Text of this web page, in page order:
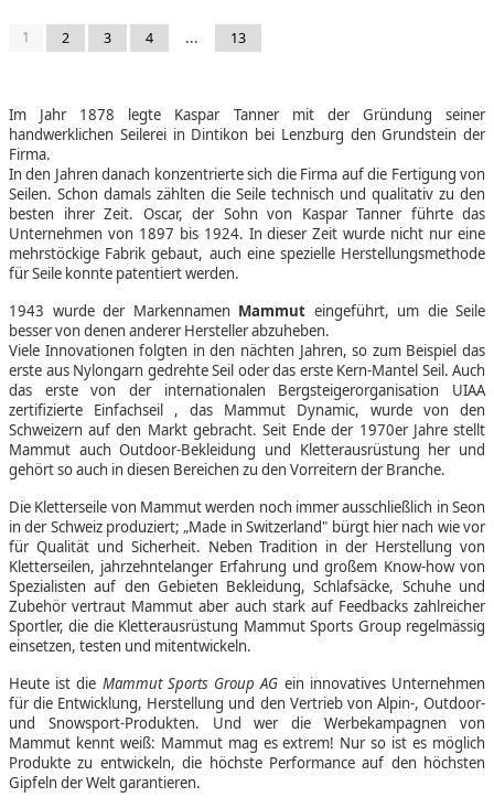
1 2 3 4 ... 13
Im Jahr 1878 legte Kaspar Tanner mit der Gründung seiner
handwerklichen Seilerei in Dintikon bei Lenzburg den Grundstein der
Firma.
In den Jahren danach konzentrierte sich die Firma auf die Fertigung von
Seilen. Schon damals zählten die Seile technisch und qualitativ zu den
besten ihrer Zeit. Oscar, der Sohn von Kaspar Tanner führte das
Unternehmen von 1897 bis 1924. In dieser Zeit wurde nicht nur eine
mehrstöckige Fabrik gebaut, auch eine spezielle Herstellungsmethode
für Seile konnte patentiert werden.
1943 wurde der Markennamen Mammut eingeführt, um die Seile
besser von denen anderer Hersteller abzuheben.
Viele Innovationen folgten in den nächten Jahren, so zum Beispiel das
erste aus Nylongarn gedrehte Seil oder das erste Kern-Mantel Seil. Auch
das erste von der internationalen Bergsteigerorganisation UIAA
zertifizierte Einfachseil , das Mammut Dynamic, wurde von den
Schweizern auf den Markt gebracht. Seit Ende der 1970er Jahre stellt
Mammut auch Outdoor-Bekleidung und Kletterausrüstung her und
gehört so auch in diesen Bereichen zu den Vorreitern der Branche.
Die Kletterseile von Mammut werden noch immer ausschließlich in Seon
in der Schweiz produziert; „Made in Switzerland" bürgt hier nach wie vor
für Qualität und Sicherheit. Neben Tradition in der Herstellung von
Kletterseilen, jahrzehntelanger Erfahrung und großem Know-how von
Spezialisten auf den Gebieten Bekleidung, Schlafsäcke, Schuhe und
Zubehör vertraut Mammut aber auch stark auf Feedbacks zahlreicher
Sportler, die die Kletterausrüstung Mammut Sports Group regelmässig
einsetzen, testen und mitentwickeln.
Heute ist die Mammut Sports Group AG ein innovatives Unternehmen
für die Entwicklung, Herstellung und den Vertrieb von Alpin-, Outdoor-
und Snowsport-Produkten. Und wer die Werbekampagnen von
Mammut kennt weiß: Mammut mag es extrem! Nur so ist es möglich
Produkte zu entwickeln, die höchste Performance auf den höchsten
Gipfeln der Welt garantieren.